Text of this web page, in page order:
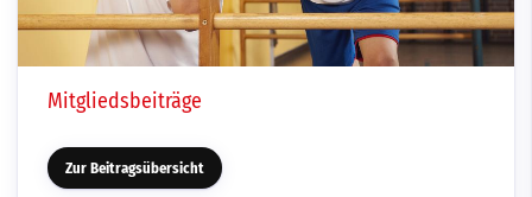
Mitgliedsbeiträge
Zur Beitragsübersicht